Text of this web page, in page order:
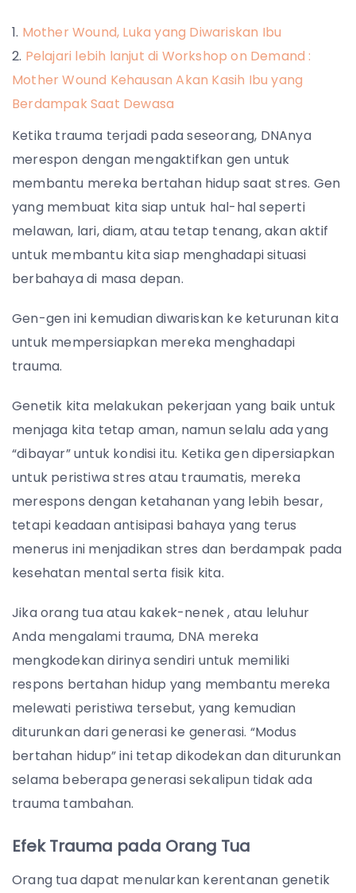
Mother Wound, Luka yang Diwariskan Ibu
Pelajari lebih lanjut di Workshop on Demand :
Mother Wound Kehausan Akan Kasih Ibu yang
Berdampak Saat Dewasa
Ketika trauma terjadi pada seseorang, DNAnya
merespon dengan mengaktifkan gen untuk
membantu mereka bertahan hidup saat stres. Gen
yang membuat kita siap untuk hal-hal seperti
melawan, lari, diam, atau tetap tenang, akan aktif
untuk membantu kita siap menghadapi situasi
berbahaya di masa depan.
Gen-gen ini kemudian diwariskan ke keturunan kita
untuk mempersiapkan mereka menghadapi
trauma.
Genetik kita melakukan pekerjaan yang baik untuk
menjaga kita tetap aman, namun selalu ada yang
“dibayar” untuk kondisi itu. Ketika gen dipersiapkan
untuk peristiwa stres atau traumatis, mereka
merespons dengan ketahanan yang lebih besar,
tetapi keadaan antisipasi bahaya yang terus
menerus ini menjadikan stres dan berdampak pada
kesehatan mental serta fisik kita.
Jika orang tua atau kakek-nenek , atau leluhur
Anda mengalami trauma, DNA mereka
mengkodekan dirinya sendiri untuk memiliki
respons bertahan hidup yang membantu mereka
melewati peristiwa tersebut, yang kemudian
diturunkan dari generasi ke generasi. “Modus
bertahan hidup” ini tetap dikodekan dan diturunkan
selama beberapa generasi sekalipun tidak ada
trauma tambahan.
Efek Trauma pada Orang Tua
Orang tua dapat menularkan kerentanan genetik